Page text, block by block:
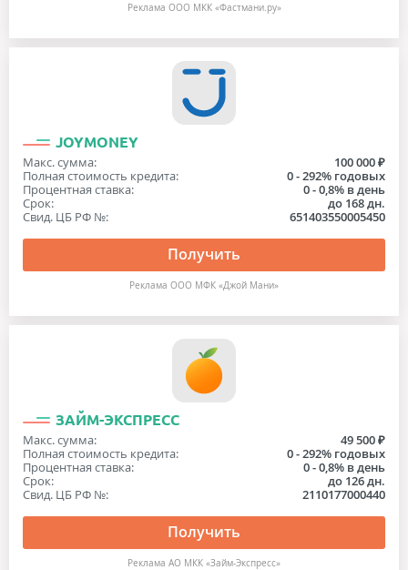
Реклама ООО МКК «Фастмани.ру»
JOYMONEY
Макс. сумма:
100 000 ₽
Полная стоимость кредита:
0 - 292% годовых
Процентная ставка:
0 - 0,8% в день
Срок:
до 168 дн.
Свид. ЦБ РФ №:
651403550005450
Получить
Реклама ООО МФК «Джой Мани»
ЗАЙМ-ЭКСПРЕСС
Макс. сумма:
49 500 ₽
Полная стоимость кредита:
0 - 292% годовых
Процентная ставка:
0 - 0,8% в день
Срок:
до 126 дн.
Свид. ЦБ РФ №:
2110177000440
Получить
Реклама АО МКК «Займ-Экспресс»